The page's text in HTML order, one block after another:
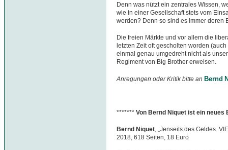
Denn was nützt ein zentrales Wissen,
wie in einer Gesellschaft stets vom
werden? Denn so sind es immer deren
Die freien Märkte und vor allem die
letzten Zeit oft gescholten worden
einmal genau umgedreht nicht als
Regiment von Big Brother erweisen.
Anregungen oder Kritik bitte an Bernd
******* Von Bernd Niquet ist ein neues
Bernd Niquet, „Jenseits des Geldes.
2018, 618 Seiten, 18 Euro